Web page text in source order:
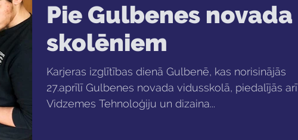
Pie Gulbenes novada
skolēniem
Karjeras izglītības dienā Gulbenē, kas norisinājās
27.aprīlī Gulbenes novada vidusskolā, piedalījās arī
Vidzemes Tehnoloģiju un dizaina...